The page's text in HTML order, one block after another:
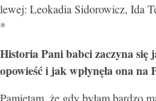
lewej: Leokadia Sidorowicz, Ida
*
Historia Pani babci zaczyna się
opowieść i jak wpłynęła ona na
Pamiętam, że gdy byłam bardzo